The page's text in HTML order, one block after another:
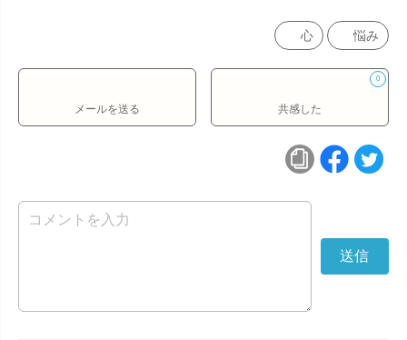
心 悩み
メールを送る
0
共感した